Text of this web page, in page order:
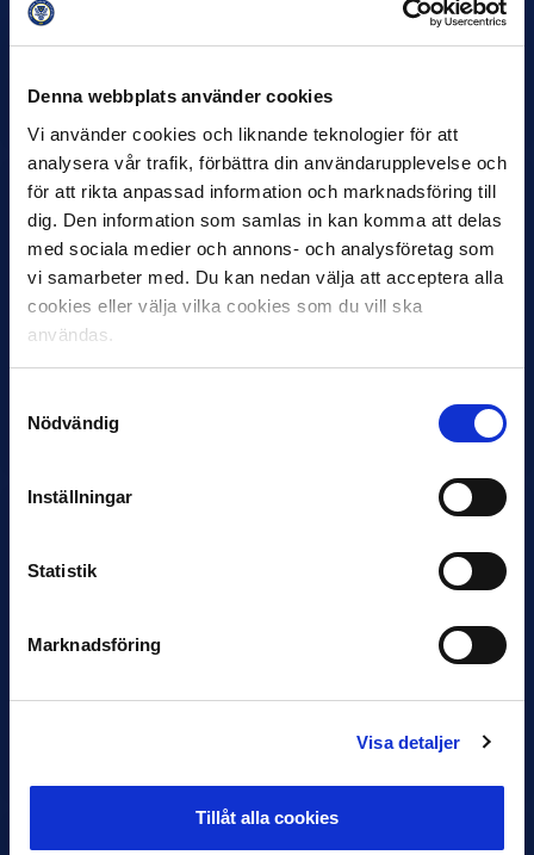
Denna webbplats använder cookies
Vi använder cookies och liknande teknologier för att
analysera vår trafik, förbättra din användarupplevelse och
för att rikta anpassad information och marknadsföring till
dig. Den information som samlas in kan komma att delas
med sociala medier och annons- och analysföretag som
vi samarbeter med. Du kan nedan välja att acceptera alla
cookies eller välja vilka cookies som du vill ska
användas.
Nödvändig
Inställningar
Statistik
Marknadsföring
Visa detaljer
Tillåt alla cookies
Samma vinnare som i…
11 JUNI
VM-spelare med förflutet i Allsvenskan
och Superettan
Elfenbenskusten…